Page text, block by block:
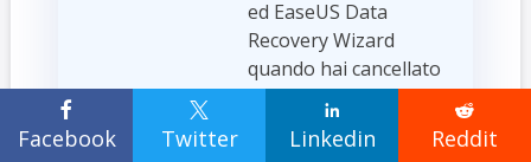

Facebook

Twitter

Linkedin

Reddit
ed EaseUS Data
Recovery Wizard
quando hai cancellato
accidentalmente i tuoi
file o formattato i tuoi
dispositivi di